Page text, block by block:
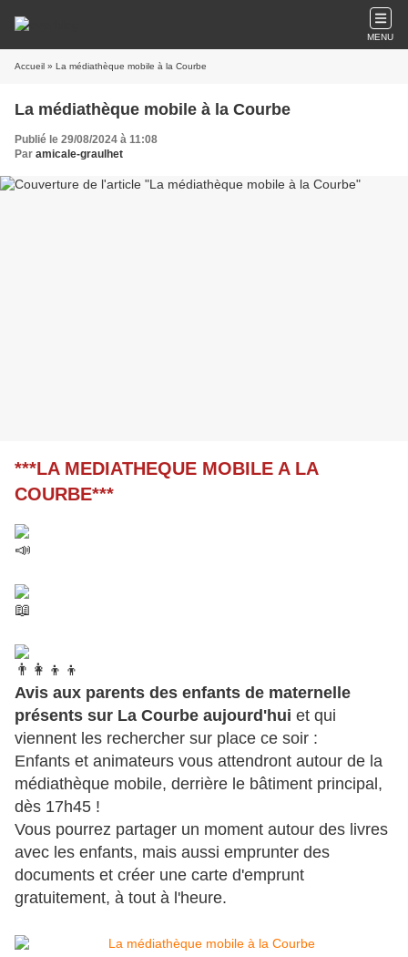
MENU
Accueil » La médiathèque mobile à la Courbe
La médiathèque mobile à la Courbe
Publié le 29/08/2024 à 11:08
Par amicale-graulhet
***LA MEDIATHEQUE MOBILE A LA
COURBE***
Avis aux parents des enfants de maternelle
présents sur La Courbe aujourd'hui et qui
viennent les rechercher sur place ce soir :
Enfants et animateurs vous attendront autour de la
médiathèque mobile, derrière le bâtiment principal,
dès 17h45 !
Vous pourrez partager un moment autour des livres
avec les enfants, mais aussi emprunter des
documents et créer une carte d'emprunt
gratuitement, à tout à l'heure.